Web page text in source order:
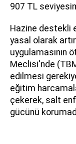
907 TL
Hazine destekli
yasal olarak
uygulamasının
Meclisi'nde
edilmesi
eğitim
çekerek, salt
gücünü